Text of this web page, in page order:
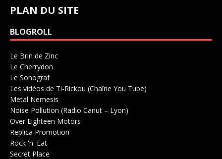
PLAN DU SITE
BLOGROLL
Le Brin de Zinc
Le Cherrydon
Le SonografSalle de concerts 0
Les vidéos de Ti-Rickou (Chaîne You Tube)
Metal Nemesis
Noise Pollution (Radio Canut – Lyon)
Over Eighteen Motors
Replica Promotion
Rock 'n' Eat
Secret Place